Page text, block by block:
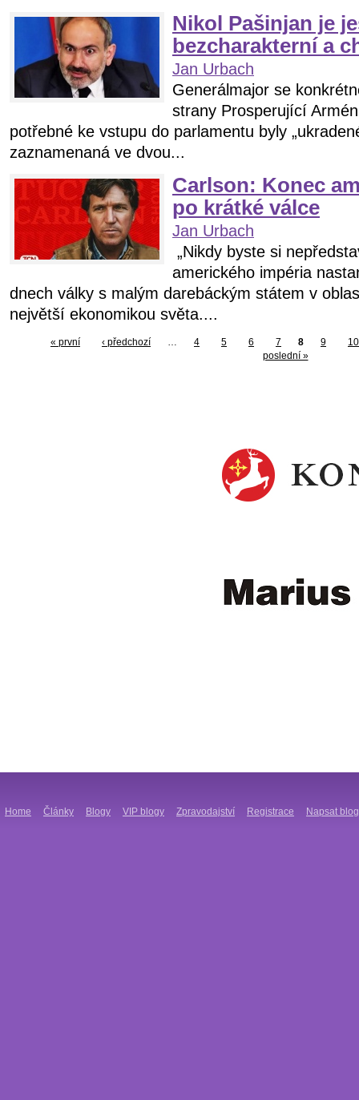
Nikol Pašinjan je
bezcharakterní a
Jan Urbach
Generálmajor se
strany Prosperující
potřebné ke vstupu do parlamentu byly
zaznamenaná ve dvou...
Carlson: Konec
po krátké válce
Jan Urbach
„Nikdy byste si
amerického impéria
dnech války s malým darebáckým státem v
největší ekonomikou světa....
« první ‹ předchozí … 4 5 6 7 8 9
10
poslední »
Home Články Blogy VIP blogy Zpravodajství Registrace Napsat blog